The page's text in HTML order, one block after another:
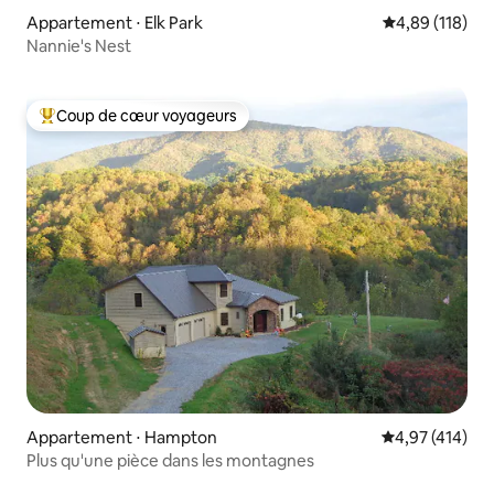
Appartement ⋅ Elk Park Évaluation
4,89 (118)
Nannie's Nest
Coups de cœur voyageurs les plus appréciés
Coup de cœur voyageurs
Appartement ⋅ Hampton Évaluation
4,97 (414)
Plus qu'une pièce dans les montagnes